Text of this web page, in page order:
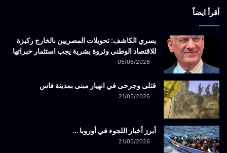
أقرأ ايضاً
يسري الكاشف: تحويلات المصريين بالخارج ركيزة
للاقتصاد الوطني وثروة بشرية يجب استثمار خبراتها
05/06/2026
قتلى وجرحى في انهيار مبنى بمدينة فاس
21/05/2026
أبرز أخبار اللجوء في أوروبا …
21/05/2026